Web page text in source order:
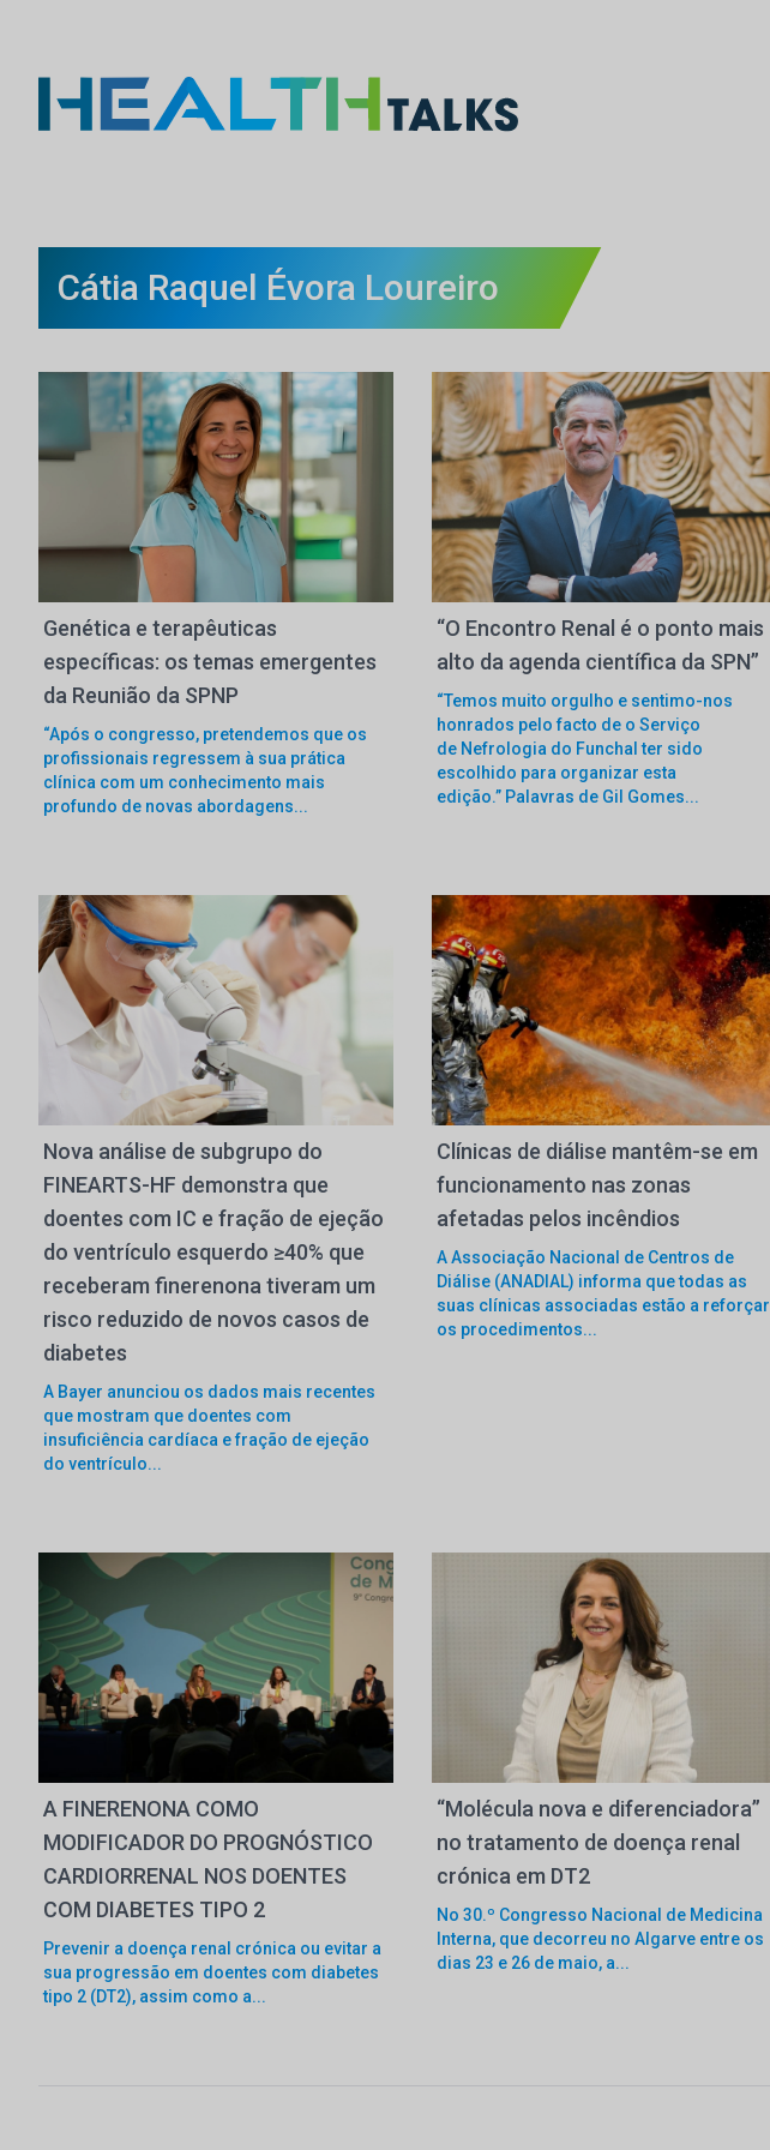
Cátia Raquel Évora Loureiro
Genética e terapêuticas
específicas: os temas emergentes
da Reunião da SPNP
“Após o congresso, pretendemos que os
profissionais regressem à sua prática
clínica com um conhecimento mais
profundo de novas abordagens...
“O Encontro Renal é o ponto mais
alto da agenda científica da SPN”
“Temos muito orgulho e sentimo-nos
honrados pelo facto de o Serviço
de Nefrologia do Funchal ter sido
escolhido para organizar esta
edição.” Palavras de Gil Gomes...
Nova análise de subgrupo do
FINEARTS-HF demonstra que
doentes com IC e fração de ejeção
do ventrículo esquerdo ≥40% que
receberam finerenona tiveram um
risco reduzido de novos casos de
diabetes
A Bayer anunciou os dados mais recentes
que mostram que doentes com
insuficiência cardíaca e fração de ejeção
do ventrículo...
Clínicas de diálise mantêm-se em
funcionamento nas zonas
afetadas pelos incêndios
A Associação Nacional de Centros de
Diálise (ANADIAL) informa que todas as
suas clínicas associadas estão a reforçar
os procedimentos...
A FINERENONA COMO
MODIFICADOR DO PROGNÓSTICO
CARDIORRENAL NOS DOENTES
COM DIABETES TIPO 2
Prevenir a doença renal crónica ou evitar a
sua progressão em doentes com diabetes
tipo 2 (DT2), assim como a...
“Molécula nova e diferenciadora”
no tratamento de doença renal
crónica em DT2
No 30.º Congresso Nacional de Medicina
Interna, que decorreu no Algarve entre os
dias 23 e 26 de maio, a...